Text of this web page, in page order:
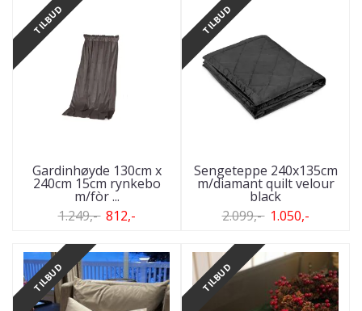
TILBUD
Gardinhøyde 130cm x
240cm 15cm rynkebo
m/fòr ...
1.249,- 812,-
TILBUD
Sengeteppe 240x135cm
m/diamant quilt velour
black
2.099,- 1.050,-
TILBUD TILBUD